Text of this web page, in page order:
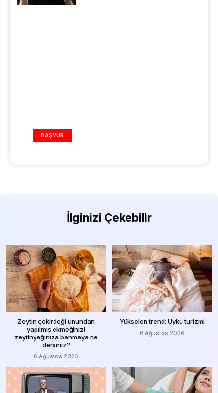
BAŞVUR
İlginizi Çekebilir
Zeytin çekirdeği unundan
yapılmış ekmeğinizi
zeytinyağınıza banmaya ne
dersiniz?
6 Ağustos 2026
Yükselen trend: Uyku turizmi
6 Ağustos 2026